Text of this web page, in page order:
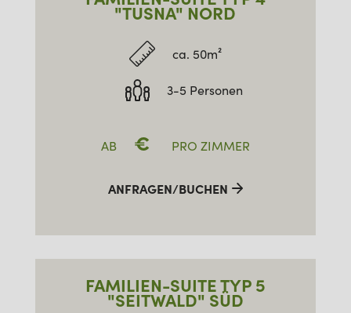
"TUSNA" NORD
ca. 50m²
3-5 Personen
AB € PRO ZIMMER
ANFRAGEN/BUCHEN
FAMILIEN-SUITE TYP 5
"SEITWALD" SÜD